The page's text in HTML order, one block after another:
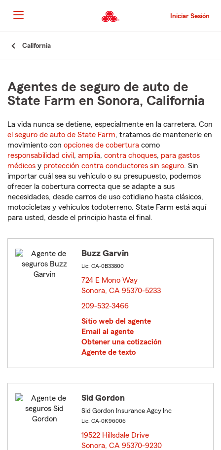
al
contenido
principal
Iniciar Sesión
California
Agentes de seguro de auto de
State Farm en Sonora, California
La vida nunca se detiene, especialmente en la carretera. Con
el seguro de auto de State Farm, tratamos de mantenerle en
movimiento con opciones de cobertura como
responsabilidad civil , amplia, contra choques, para gastos
médicos y protección contra conductores sin seguro. Sin
importar cuál sea su vehículo o su presupuesto, podemos
ofrecer la cobertura correcta que se adapte a sus
necesidades, desde carros de uso cotidiano hasta clásicos,
motocicletas y vehículos todoterreno. State Farm está aquí
para usted, desde el principio hasta el final.
Buzz Garvin
Lic: CA-0B33800
724 E Mono Way
Sonora, CA 95370-5233
209-532-3466
Sitio web del agente
Email al agente
Obtener una cotización
Agente de texto
Sid Gordon
Sid Gordon Insurance Agcy Inc
Lic: CA-0K96006
19522 Hillsdale Drive
Sonora, CA 95370-9230